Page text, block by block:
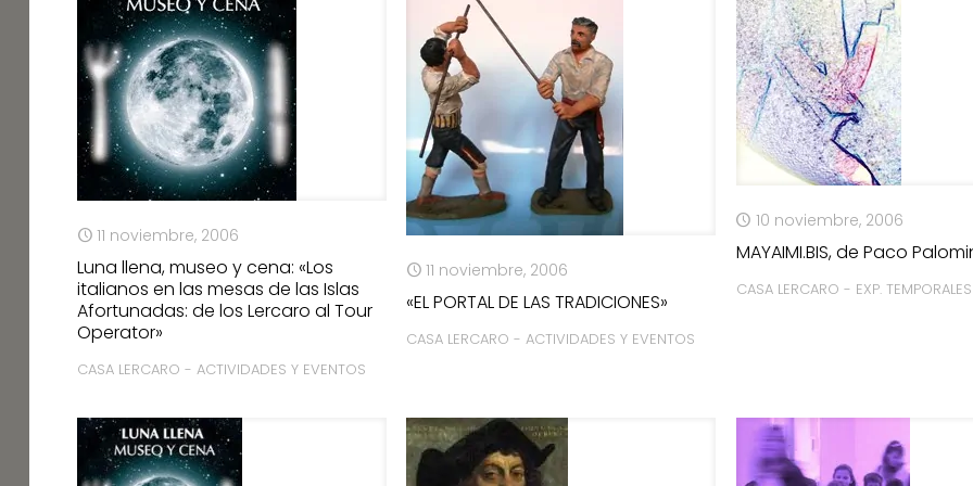
11 noviembre, 2006
Luna llena, museo y cena: «Los
italianos en las mesas de las Islas
Afortunadas: de los Lercaro al Tour
Operator»
CASA LERCARO - ACTIVIDADES Y EVENTOS
11 noviembre, 2006
«EL PORTAL DE LAS TRADICIONES»
CASA LERCARO - ACTIVIDADES Y EVENTOS
10 noviembre, 2006
MAYAIMI.BIS, de Paco
CASA LERCARO - EXP. TEMPORALES